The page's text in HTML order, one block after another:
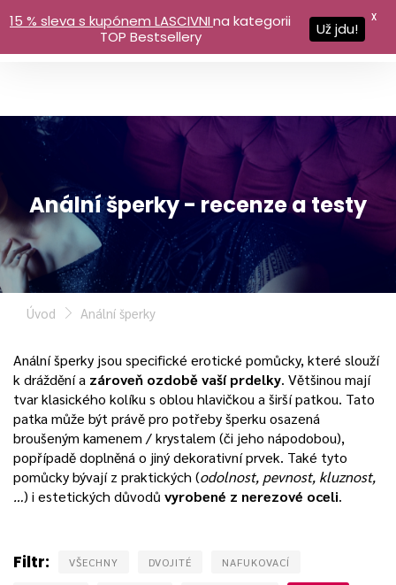
Anální šperky - recenze a testy
Úvod Anální šperky
Anální šperky jsou specifické erotické pomůcky, které slouží
k dráždění a zároveň ozdobě vaší prdelky. Většinou mají
tvar klasického kolíku s oblou hlavičkou a širší patkou. Tato
patka může být právě pro potřeby šperku osazená
broušeným kamenem / krystalem (či jeho nápodobou),
popřípadě doplněná o jiný dekorativní prvek. Také tyto
pomůcky bývají z praktických (odolnost, pevnost, kluznost,
…) i estetických důvodů vyrobené z nerezové oceli.
Filtr: VŠECHNY DVOJITÉ NAFUKOVACÍ
15 % sleva s kupónem LASCIVNIna kategorii
TOP Bestsellery
Už jdu!
X